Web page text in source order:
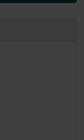
stof